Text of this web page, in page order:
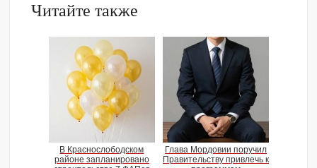
Читайте также
В Краснослободском
районе запланировано
Глава Мордовии поручил
Правительству привлечь к